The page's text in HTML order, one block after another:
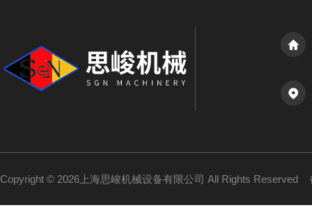
Copyright © 2026上海思峻机械设备有限公司 All Rights Reserved